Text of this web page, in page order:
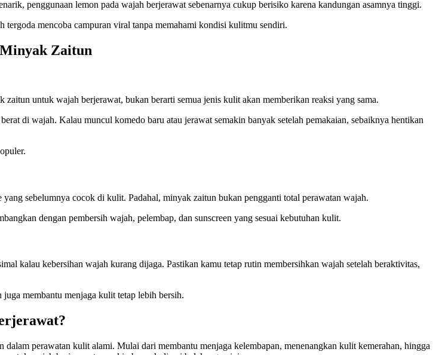
penggunaan lemon pada wajah berjerawat sebenarnya cukup berisiko karena kandungan asamnya tinggi.
mencoba campuran viral tanpa memahami kondisi kulitmu sendiri.
Zaitun
untuk wajah berjerawat, bukan berarti semua jenis kulit akan memberikan reaksi yang sama.
di wajah. Kalau muncul komedo baru atau jerawat semakin banyak setelah pemakaian, sebaiknya hentikan
sebelumnya cocok di kulit. Padahal, minyak zaitun bukan pengganti total perawatan wajah.
dengan pembersih wajah, pelembap, dan sunscreen yang sesuai kebutuhan kulit.
kalau kebersihan wajah kurang dijaga. Pastikan kamu tetap rutin membersihkan wajah setelah beraktivitas,
membantu menjaga kulit tetap lebih bersih.
perawatan kulit alami. Mulai dari membantu menjaga kelembapan, menenangkan kulit kemerahan, hingga